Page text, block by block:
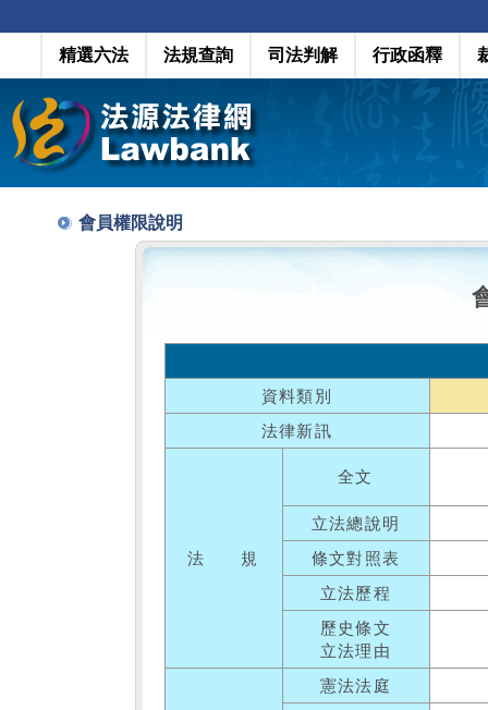
精選六法 法規查詢 司法判解 行政函釋
會員權限說明
資料類別
法律新訊
法 規
全文
立法總說明
條文對照表
立法歷程
歷史條文
立法理由
憲法法庭